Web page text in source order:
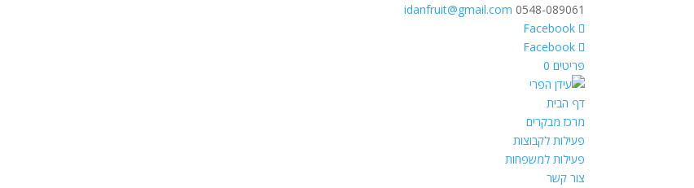
0548-089061
idanfruit@gmail.com
‏Facebook
‏Facebook
פריטים 0
דף הבית
מרכז מבקרים
פעילות לקבוצות
פעילות למשפחות
צור קשר